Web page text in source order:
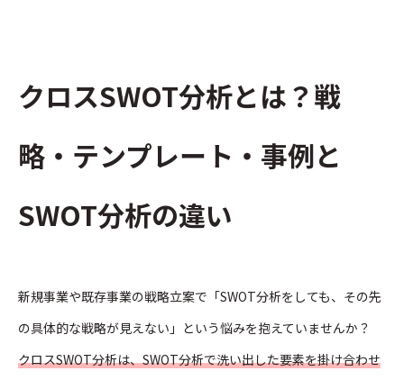
クロスSWOT分析とは？戦
略・テンプレート・事例と
SWOT分析の違い
新規事業や既存事業の戦略立案で「SWOT分析をしても、その先
の具体的な戦略が見えない」という悩みを抱えていませんか？
クロスSWOT分析は、SWOT分析で洗い出した要素を掛け合わせ